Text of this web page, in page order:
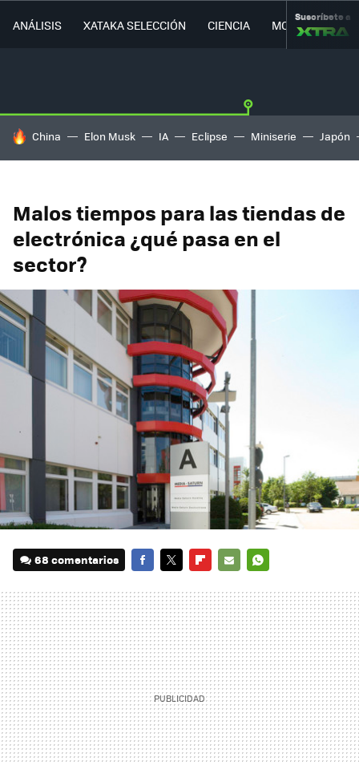
ANÁLISIS XATAKA SELECCIÓN CIENCIA MOVILIDAD
Suscríbete a
HOY SE HABLA DE
China Elon Musk IA Eclipse Miniserie Japón
Malos tiempos para las tiendas de
electrónica ¿qué pasa en el
sector?
68 comentarios
MAIL